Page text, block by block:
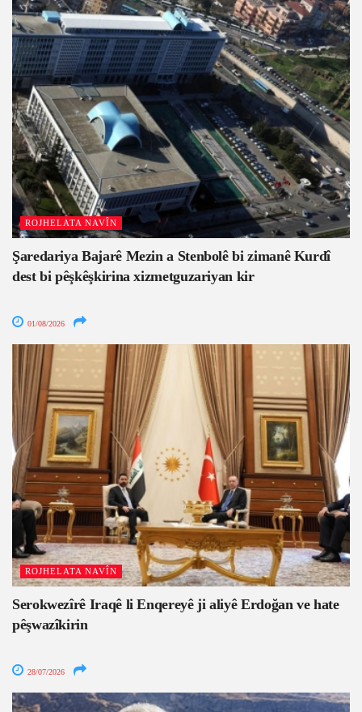
ROJHELATA NAVÎN
Şaredariya Bajarê Mezin a Stenbolê bi zimanê Kurdî
dest bi pêşkêşkirina xizmetguzariyan kir
01/08/2026
ROJHELATA NAVÎN
Serokwezîrê Iraqê li Enqereyê ji aliyê Erdoğan ve hate
pêşwazîkirin
28/07/2026